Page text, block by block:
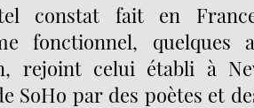
constat fait en
fonctionnel, quelques
rejoint celui établi à
SoHo par des poètes et